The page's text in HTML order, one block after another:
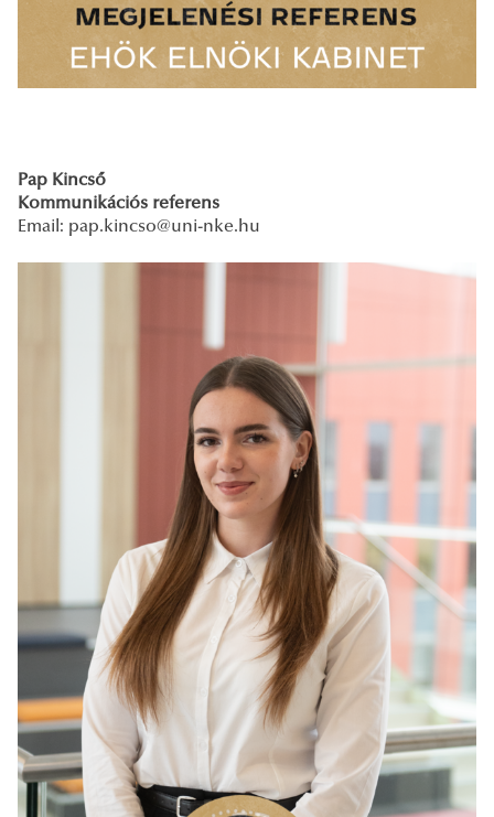
Pap Kincső
Kommunikációs referens
Email: pap.kincso@uni-nke.hu